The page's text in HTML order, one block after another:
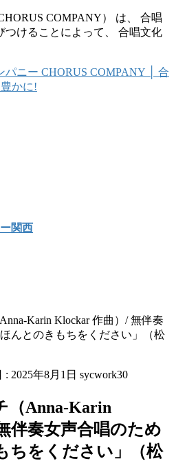
COMPANY） は、 合唱
つけることによって、 合唱文化
関西
Karin Klockar 作曲）/ 無伴奏
んとのきもちをください」（松
: 2025年8月1日 sycwork30
（Anna-Karin
伴奏女声合唱のため
ちをください」（松